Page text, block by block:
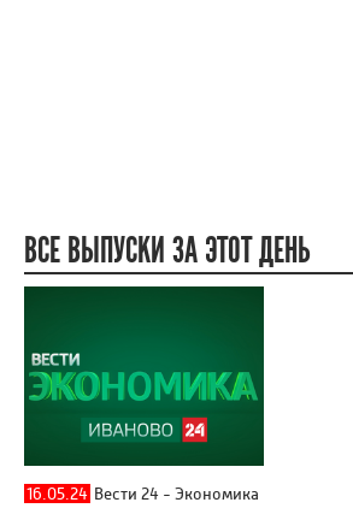
ВСЕ ВЫПУСКИ ЗА ЭТОТ ДЕНЬ
16.05.24 Вести 24 - Экономика